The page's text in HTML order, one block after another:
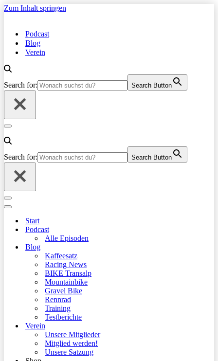
Zum Inhalt springen
Podcast
Blog
Verein
Search for: Search Button
Navigationsmenü
Search for: Search Button
Navigationsmenü
Navigationsmenü
Start
Podcast
Alle Episoden
Blog
Kaffeesatz
Racing News
BIKE Transalp
Mountainbike
Gravel Bike
Rennrad
Training
Testberichte
Verein
Unsere Mitglieder
Mitglied werden!
Unsere Satzung